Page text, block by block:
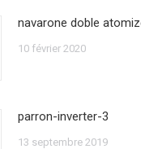
navarone doble
10 février 2020
parron-inverter-3
13 septembre 2019